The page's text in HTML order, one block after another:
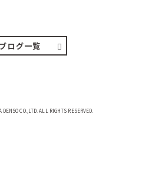
ブログ一覧
CO.,LTD. ALL RIGHTS RESERVED.